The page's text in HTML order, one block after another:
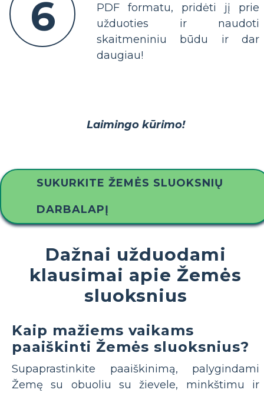
6
PDF formatu, pridėti jį prie
užduoties ir naudoti
skaitmeniniu būdu ir dar
daugiau!
Laimingo kūrimo!
SUKURKITE ŽEMĖS SLUOKSNIŲ
DARBALAPĮ
Dažnai užduodami
klausimai apie Žemės
sluoksnius
Kaip mažiems vaikams
paaiškinti Žemės sluoksnius?
Supaprastinkite paaiškinimą, palygindami
Žemę su obuoliu su žievele, minkštimu ir